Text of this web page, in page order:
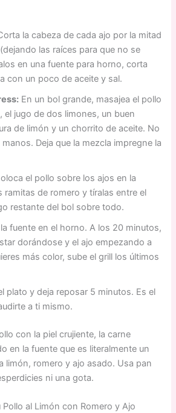
la cabeza de cada ajo por la mitad
las raíces para que no se
en una fuente para horno, corta
con un poco de aceite y sal.
En un bol grande, masajea el pollo
el jugo de dos limones, un buen
de limón y un chorrito de aceite. No
Deja que la mezcla impregne la
el pollo sobre los ajos en la
ramitas de romero y tíralas entre el
restante del bol sobre todo.
fuente en el horno. A los 20 minutos,
dorándose y el ajo empezando a
más color, sube el grill los últimos
plato y deja reposar 5 minutos. Es el
a ti mismo.
con la piel crujiente, la carne
en la fuente que es literalmente un
limón, romero y ajo asado. Usa pan
ni una gota.
al Limón con Romero y Ajo